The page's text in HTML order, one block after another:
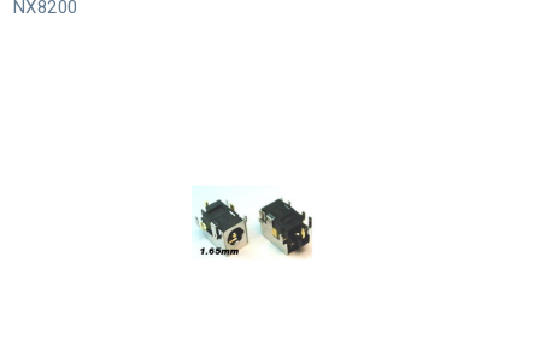
NX8200